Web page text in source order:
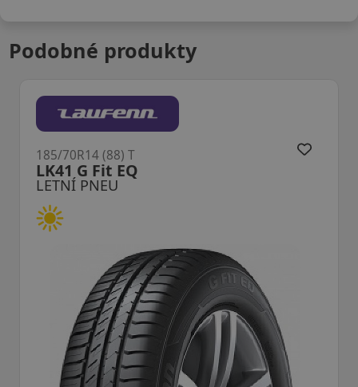
Podobné produkty
LETNÍ PNEU
ES31 Ecowing
185/70R14 (88) T